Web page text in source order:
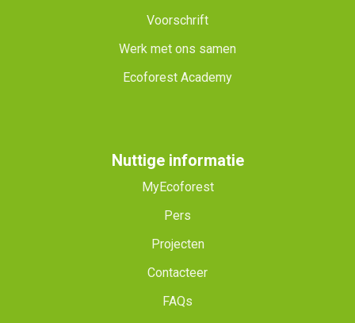
Voorschrift
Werk met ons samen
Ecoforest Academy
Nuttige informatie
MyEcoforest
Pers
Projecten
Contacteer
FAQs